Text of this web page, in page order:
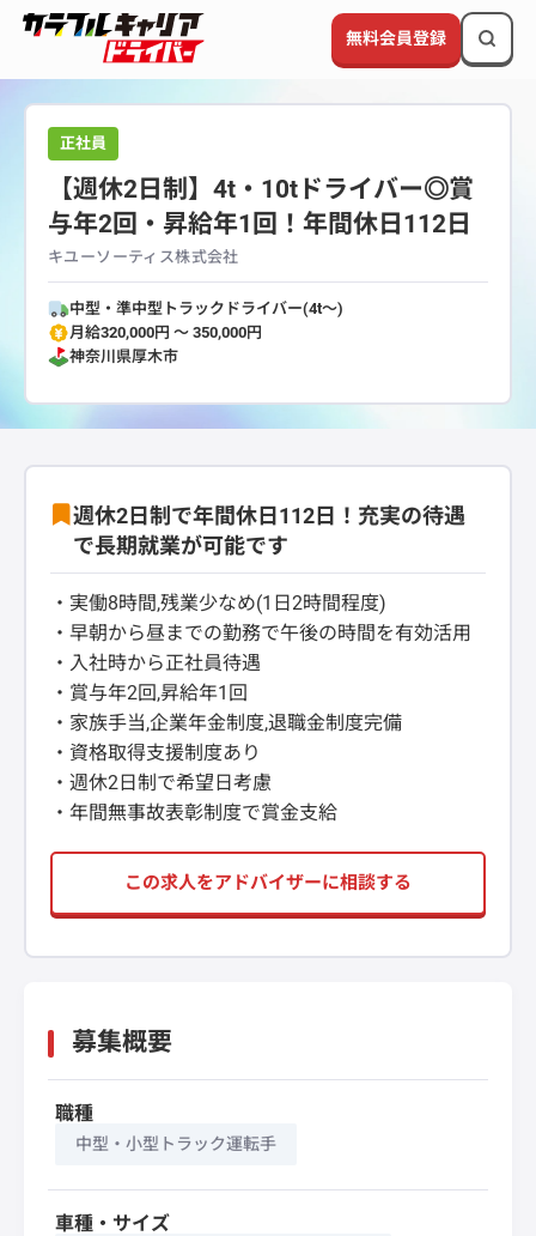
無料会員登録
正社員
【週休2日制】4t・10tドライバー◎賞
与年2回・昇給年1回！年間休日112日
キユーソーティス株式会社
中型・準中型トラックドライバー(4t～)
月給320,000円 〜 350,000円
神奈川県厚木市
週休2日制で年間休日112日！充実の待遇
で長期就業が可能です
・実働8時間,残業少なめ(1日2時間程度)
・早朝から昼までの勤務で午後の時間を有効活用
・入社時から正社員待遇
・賞与年2回,昇給年1回
・家族手当,企業年金制度,退職金制度完備
・資格取得支援制度あり
・週休2日制で希望日考慮
・年間無事故表彰制度で賞金支給
この求人をアドバイザーに相談する
募集概要
職種
中型・小型トラック運転手
車種・サイズ